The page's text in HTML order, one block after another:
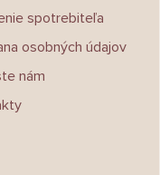
spotrebiteľa
osobných údajov
nám